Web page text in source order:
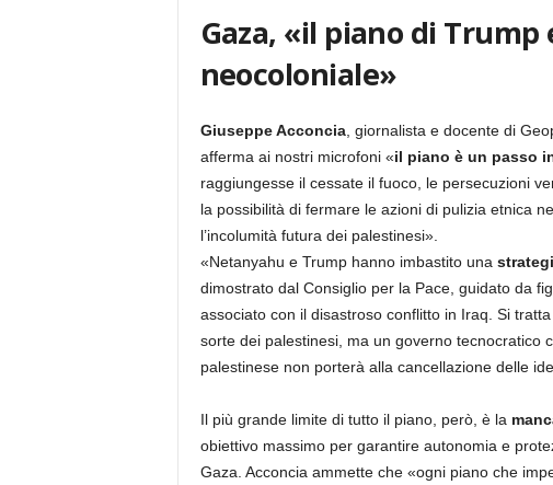
Gaza, «il piano di
neocoloniale»
Giuseppe Acconcia, giornalista e docente di
afferma ai nostri microfoni «il piano è un passo
raggiungesse il cessate il fuoco, le persecuzioni
la possibilità di fermare le azioni di pulizia etnica
l’incolumità futura dei palestinesi».
«Netanyahu e Trump hanno imbastito una
dimostrato dal Consiglio per la Pace, guidato da
associato con il disastroso conflitto in Iraq. Si
sorte dei palestinesi, ma un governo tecnocratico
palestinese non porterà alla cancellazione delle
Il più grande limite di tutto il piano, però, è la
obiettivo massimo per garantire autonomia e
Gaza. Acconcia ammette che «ogni piano che